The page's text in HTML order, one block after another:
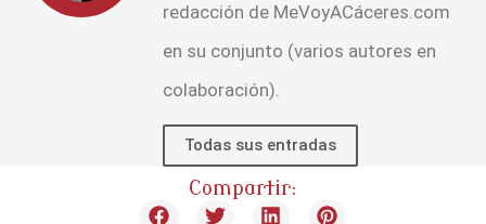
redacción de MeVoyACáceres.com
en su conjunto (varios autores en
colaboración).
Todas sus entradas
Compartir: